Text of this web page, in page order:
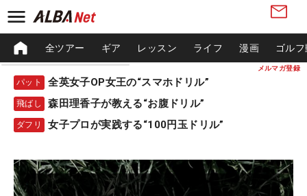
メルマガ登録
全ツアー ギア レッスン ライフ 漫画 ゴル
パット 全英女子OP女王の“スマホドリル”
飛ばし 森田理香子が教える“お腹ドリル”
ダフリ 女子プロが実践する“100円玉ドリル”